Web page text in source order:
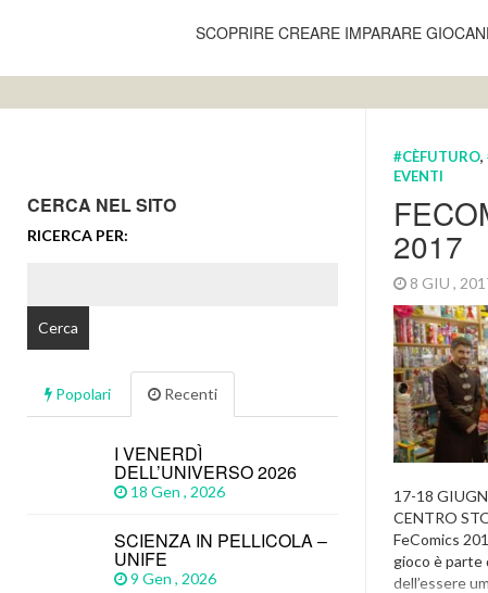
SCOPRIRE CREARE IMPARARE
#CÈFUTURO,
EVENTI
2017
8 GIU ,
17-18
CENTRO
FeComics
gioco è parte
dell’essere
CERCA NEL SITO
RICERCA PER:
Popolari Recenti
I VENERDÌ
DELL’UNIVERSO 2026
18 Gen , 2026
SCIENZA IN PELLICOLA –
UNIFE
9 Gen , 2026